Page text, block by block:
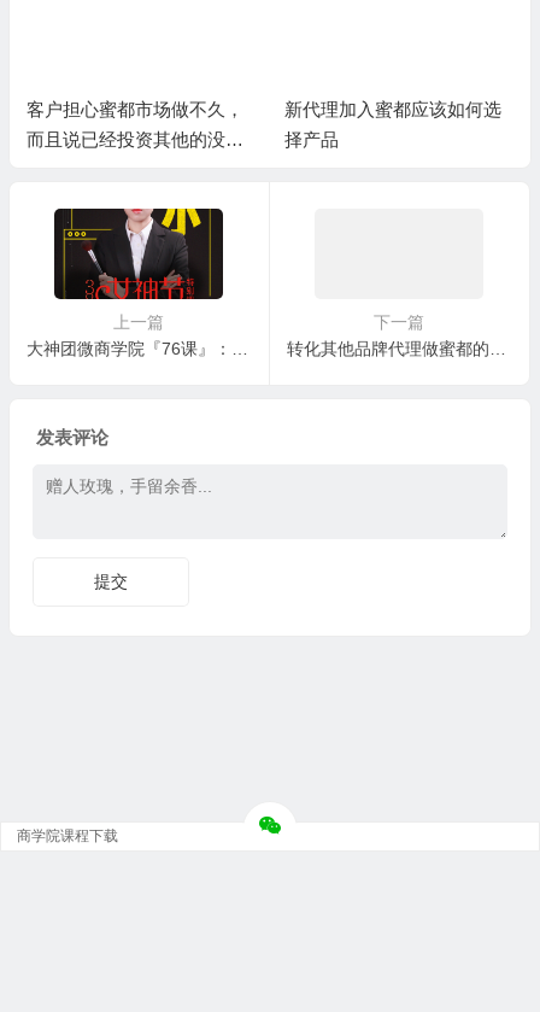
客户担心蜜都市场做不久，
而且说已经投资其他的没有
新代理加入蜜都应该如何选
择产品
上一篇
下一篇
发表评论
商学院课程下载